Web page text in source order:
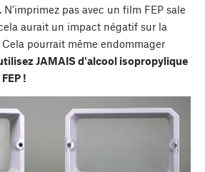
pas avec un film FEP sale
aurait un impact négatif sur la
pourrait même endommager
JAMAIS d'alcool isopropylique
!